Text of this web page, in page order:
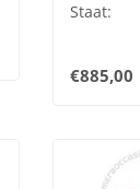
Staat:
€885,00